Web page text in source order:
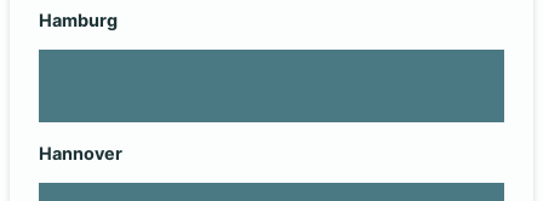
Hamburg
Hannover